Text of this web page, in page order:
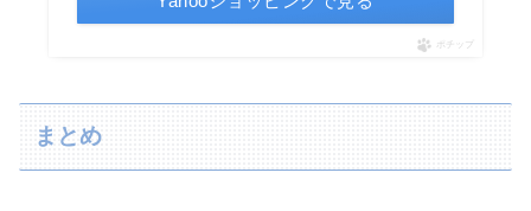
ポチップ
まとめ